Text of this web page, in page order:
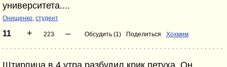
университета....
Онищенко, студент
11 + 223 – Обсудить (1) Поделиться Хохмим
Штирлица в 4 утра разбудил крик петуха. Он